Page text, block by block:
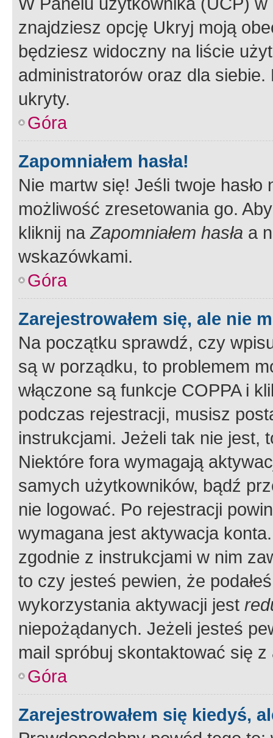
znajdziesz opcję Ukryj moją
będziesz widoczny na liście
administratorów oraz dla
ukryty.
Góra
Zapomniałem hasła!
Nie martw się! Jeśli twoje
możliwość zresetowania go.
kliknij naZapomniałem hasła a
wskazówkami.
Góra
Zarejestrowałem się, ale nie
Na początku sprawdź, czy
są w porządku, to problemem
włączone są funkcje COPPA i
podczas rejestracji, musisz
instrukcjami. Jeżeli tak nie jest,
Niektóre fora wymagają
samych użytkowników, bądź
nie logować. Po rejestracji
wymagana jest aktywacja
zgodnie z instrukcjami w nim
to czy jesteś pewien, że
wykorzystania aktywacji jest
niepożądanych. Jeżeli jesteś
mail spróbuj skontaktować się
Góra
Zarejestrowałem się kiedyś,